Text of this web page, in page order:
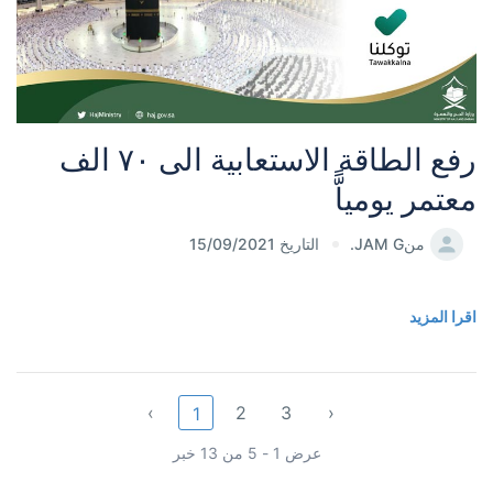
رفع الطاقة الاستعابية الى ٧٠ الف
معتمر يومياًّ
منJAM G. التاريخ 15/09/2021
اقرا المزيد
‹ 1 2 3 ›
عرض 1 - 5 من 13 خبر